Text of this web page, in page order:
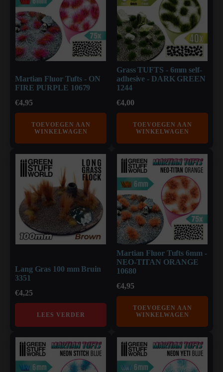
Martian Fluor Tufts - ON
FIRE PURPLE 10679
€4,95
TOEVOEGEN AAN
WINKELWAGEN
Grass TUFTS - 6mm self-
adhesive - DARK GREEN
1244
€4,00
TOEVOEGEN AAN
WINKELWAGEN
Lang Gras 100 mm Bruin
3351
€4,25
LEES VERDER
Martian Fluor Tufts 6mm -
NEO-TITAN ORANGE
10680
€4,95
TOEVOEGEN AAN
WINKELWAGEN